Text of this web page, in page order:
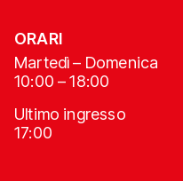
ORARI
Martedì – Domenica
10:00 – 18:00
Ultimo ingresso
17:00